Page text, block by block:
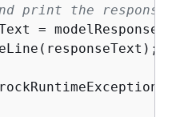
print the response
= modelResponse[